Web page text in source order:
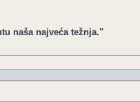
naša najveća težnja."